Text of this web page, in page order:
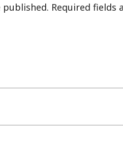
published. Required fields